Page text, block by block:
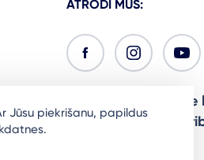
ATRODI MŪS:
Ready to stay in
community?
Jūsu piekrišanu, papildus